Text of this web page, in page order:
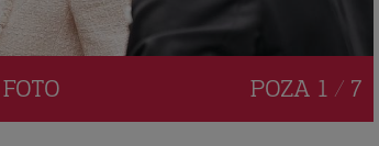
FOTO POZA 1 / 7